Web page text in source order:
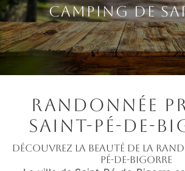
Camping de
Randonnée
Saint-Pé-de-
Découvrez la beauté de la
Pé-de-Bigorre